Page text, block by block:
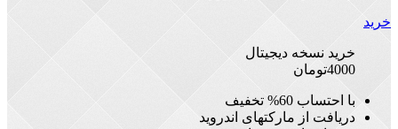
خرید
خرید نسخه دیجیتال
4000تومان
با احتساب 60% تخفیف
دریافت از مارکتهای اندروید